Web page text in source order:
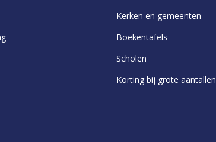
Kerken en gemeenten
Boekentafels
Scholen
Korting bij grote aantallen